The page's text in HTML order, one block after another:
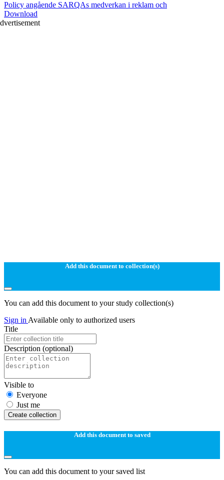
Policy angående SARQAs medverkan i reklam och
Download
Add this document to collection(s)
You can add this document to your study collection(s)
Sign in Available only to authorized users
Title
Description (optional)
Visible to
Everyone
Just me
Create collection
Add this document to saved
You can add this document to your saved list